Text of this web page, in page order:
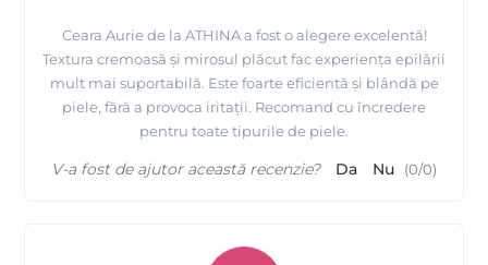
Ceara Aurie de la ATHINA a fost o alegere excelentă!
Textura cremoasă și mirosul plăcut fac experiența epilării
mult mai suportabilă. Este foarte eficientă și blândă pe
piele, fără a provoca iritații. Recomand cu încredere
pentru toate tipurile de piele.
V-a fost de ajutor această recenzie? Da Nu (0/0)